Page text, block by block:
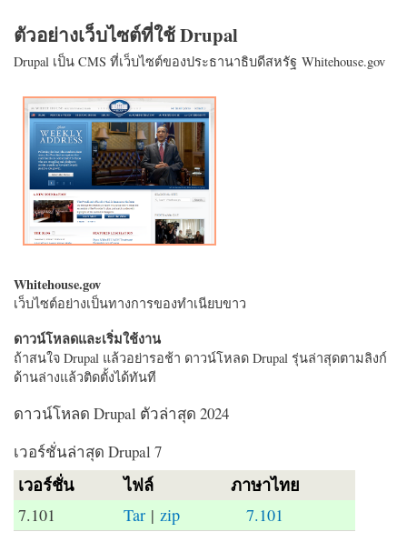
ตัวอย่างเว็บไซต์ที่ใช้ Drupal
Drupal เป็น CMS ที่เว็บไซต์ของประธานาธิบดีสหรัฐ Whitehouse.gov
Whitehouse.gov
เว็บไซต์อย่างเป็นทางการของทำเนียบขาว
ดาวน์โหลดและเริ่มใช้งาน
ถ้าสนใจ Drupal แล้วอย่ารอช้า ดาวน์โหลด Drupal รุ่นล่าสุดตามลิงก์
ด้านล่างแล้วติดตั้งได้ทันที
ดาวน์โหลด Drupal ตัวล่าสุด 2024
เวอร์ชั่นล่าสุด Drupal 7
เวอร์ชั่น ไฟล์ ภาษาไทย
7.101 Tar |zip 7.101